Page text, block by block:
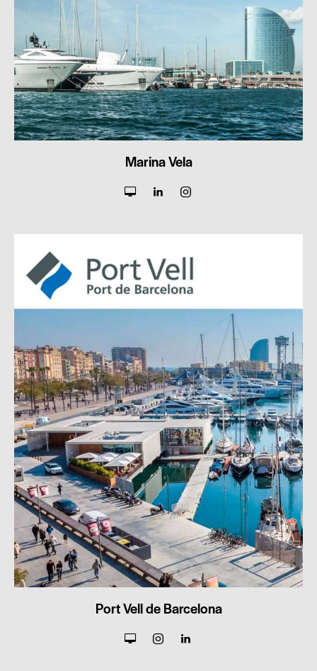
Marina Vela
Port Vell de Barcelona